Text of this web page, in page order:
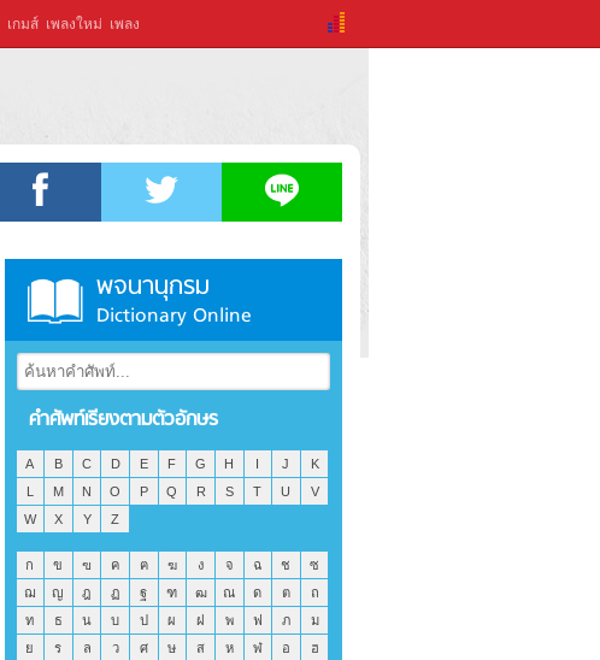
เกมส์ เพลงใหม่ เพลง
พจนานุกรม
Dictionary Online
คำศัพท์เรียงตามตัวอักษร
A B C D E F G H I J
K
L
M N O P Q R S T U
V
W
X Y Z
ก ข ฃ ค ฅ ฆ ง จ ฉ ช
ซ
ฌ
ญ ฎ ฏ ฐ ฑ ฒ ณ ด ต
ถ
ท
ธ น บ ป ผ ฝ พ ฟ ภ
ม
ย
ร ล ว ศ ษ ส ห ฬ อ ฮ